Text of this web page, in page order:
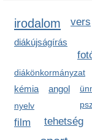
irodalom vers
diákújságírás
diákönkormányzat
kémia angol
nyelv
tehetség
film